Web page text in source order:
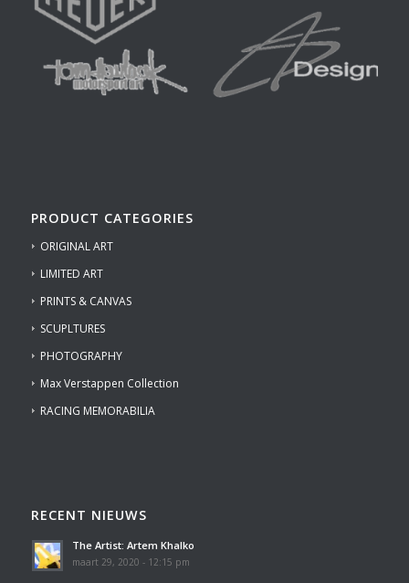
PRODUCT CATEGORIES
ORIGINAL ART
LIMITED ART
PRINTS & CANVAS
SCUPLTURES
PHOTOGRAPHY
Max Verstappen Collection
RACING MEMORABILIA
RECENT NIEUWS
The Artist: Artem Khalko
maart 29, 2020 - 12:15 pm